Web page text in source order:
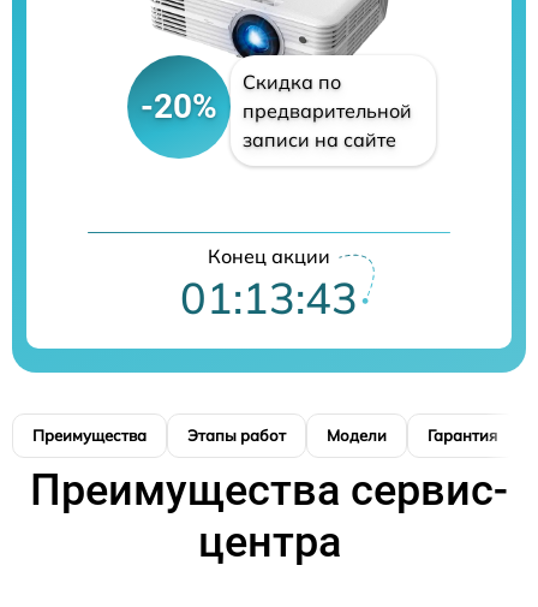
-20%
Скидка по
предварительной
записи на сайте
Конец акции
01:13:42
Преимущества Этапы работ Модели Гарантия
Преимущества сервис-
центра